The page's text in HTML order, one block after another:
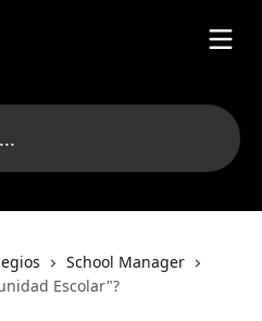
School Manager
Escolar"?